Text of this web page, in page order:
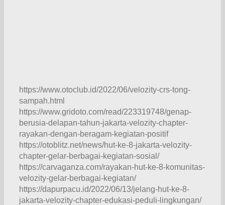
https://www.otoclub.id/2022/06/velozity-crs-tong-
sampah.html
https://www.gridoto.com/read/223319748/genap-
berusia-delapan-tahun-jakarta-velozity-chapter-
rayakan-dengan-beragam-kegiatan-positif
https://otoblitz.net/news/hut-ke-8-jakarta-velozity-
chapter-gelar-berbagai-kegiatan-sosial/
https://carvaganza.com/rayakan-hut-ke-8-komunitas-
velozity-gelar-berbagai-kegiatan/
https://dapurpacu.id/2022/06/13/jelang-hut-ke-8-
jakarta-velozity-chapter-edukasi-peduli-lingkungan/